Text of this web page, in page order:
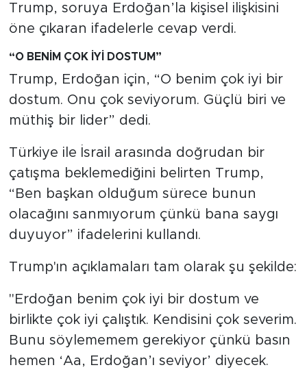
Trump, soruya Erdoğan’la kişisel ilişkisini
öne çıkaran ifadelerle cevap verdi.
“O BENİM ÇOK İYİ DOSTUM”
Trump, Erdoğan için, “O benim çok iyi bir
dostum. Onu çok seviyorum. Güçlü biri ve
müthiş bir lider” dedi.
Türkiye ile İsrail arasında doğrudan bir
çatışma beklemediğini belirten Trump,
“Ben başkan olduğum sürece bunun
olacağını sanmıyorum çünkü bana saygı
duyuyor” ifadelerini kullandı.
Trump'ın açıklamaları tam olarak şu şekilde:
"Erdoğan benim çok iyi bir dostum ve
birlikte çok iyi çalıştık. Kendisini çok severim.
Bunu söylememem gerekiyor çünkü basın
hemen ‘Aa, Erdoğan’ı seviyor’ diyecek.
SOSYAL MEDYA